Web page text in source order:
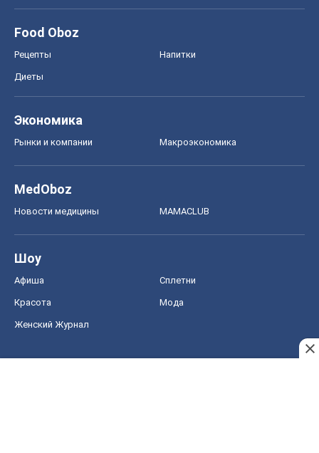
Food Oboz
Рецепты Напитки
Диеты
Экономика
Рынки и компании Mакроэкономика
MedOboz
Новости медицины MAMACLUB
Шоу
Афиша Сплетни
Красота Мода
Женский Журнал